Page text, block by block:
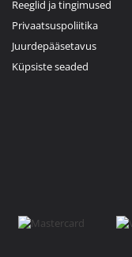
Reeglid ja tingimused
Privaatsuspoliitika
Juurdepääsetavus
Küpsiste seaded